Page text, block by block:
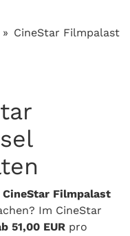
CineStar Filmpalast
CineStar Filmpalast
Im CineStar
51,00 EUR pro